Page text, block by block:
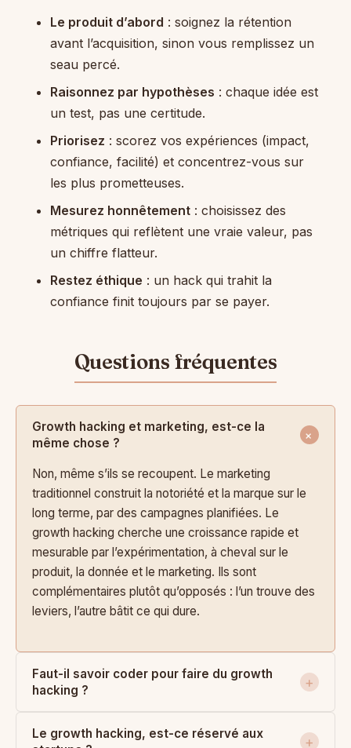
Le produit d’abord : soignez la rétention
avant l’acquisition, sinon vous remplissez un
seau percé.
Raisonnez par hypothèses : chaque idée est
un test, pas une certitude.
Priorisez : scorez vos expériences (impact,
confiance, facilité) et concentrez-vous sur
les plus prometteuses.
Mesurez honnêtement : choisissez des
métriques qui reflètent une vraie valeur, pas
un chiffre flatteur.
Restez éthique : un hack qui trahit la
confiance finit toujours par se payer.
Growth hacking et marketing, est-ce la
même chose ?
Non, même s’ils se recoupent. Le marketing
traditionnel construit la notoriété et la marque sur le
long terme, par des campagnes planifiées. Le
growth hacking cherche une croissance rapide et
mesurable par l’expérimentation, à cheval sur le
produit, la donnée et le marketing. Ils sont
complémentaires plutôt qu’opposés : l’un trouve des
leviers, l’autre bâtit ce qui dure.
Faut-il savoir coder pour faire du growth
hacking ?
Le growth hacking, est-ce réservé aux